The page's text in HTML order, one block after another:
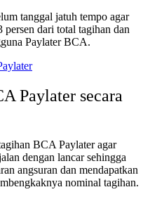
tanggal jatuh tempo agar
persen dari total tagihan dan
Paylater BCA.
Paylater secara
BCA Paylater agar
dengan lancar sehingga
angsuran dan mendapatkan
nominal tagihan.